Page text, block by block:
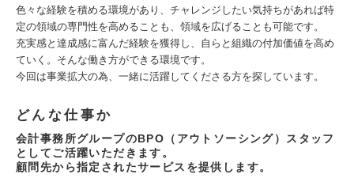
色々な経験を積める環境があり、チャレンジしたい気持ちがあれば特
定の領域の専門性を高めることも、領域を広げることも可能です。
充実感と達成感に富んだ経験を獲得し、自らと組織の付加価値を高め
ていく。そんな働き方ができる環境です。
今回は事業拡大の為、一緒に活躍してくださる方を探しています。
どんな仕事か
会計事務所グループのBPO（アウトソーシング）スタッフ
としてご活躍いただきます。
顧問先から指定されたサービスを提供します。